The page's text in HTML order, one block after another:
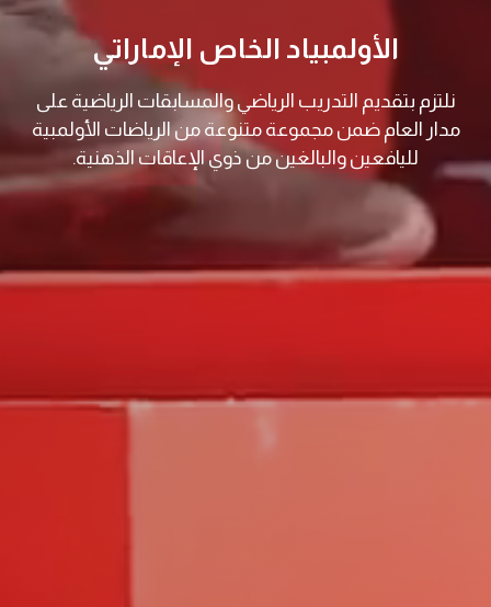
الأولمبياد الخاص الإماراتي
نلتزم بتقديم التدريب الرياضي والمسابقات الرياضية على
مدار العام ضمن مجموعة متنوعة من الرياضات الأولمبية
لليافعين والبالغين من ذوي الإعاقات الذهنية.